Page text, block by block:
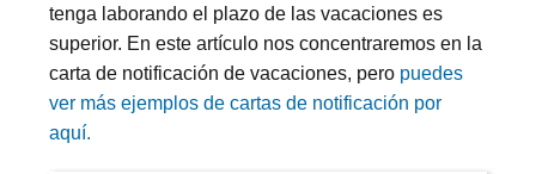
tenga laborando el plazo de las vacaciones es
superior. En este artículo nos concentraremos en la
carta de notificación de vacaciones, pero puedes
ver más ejemplos de cartas de notificación por
aquí.